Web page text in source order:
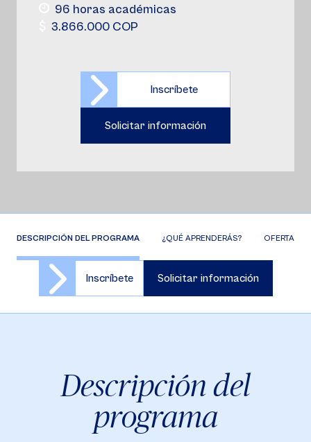
96 horas académicas
3.866.000 COP
Inscríbete
Solicitar información
DESCRIPCIÓN DEL PROGRAMA ¿QUÉ APRENDERÁS? OFERTA DE
Inscríbete Solicitar información
Descripción del
programa